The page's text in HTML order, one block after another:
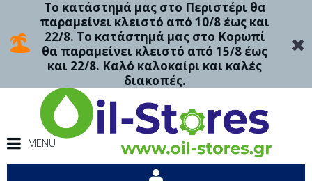
Το κατάστημά μας στο Περιστέρι θα
παραμείνει κλειστό από 10/8 έως και
22/8. Το κατάστημά μας στο Κορωπί
θα παραμείνει κλειστό από 15/8 έως
και 22/8. Καλό καλοκαίρι και καλές
διακοπές.
MENU